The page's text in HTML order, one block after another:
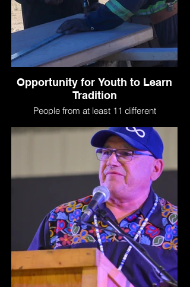
Opportunity for Youth to Learn
Tradition
People from at least 11 different
Hansen said the gathering is a chance for
young and old alike to learn about other
cultures and learn from elders of those
cultures.